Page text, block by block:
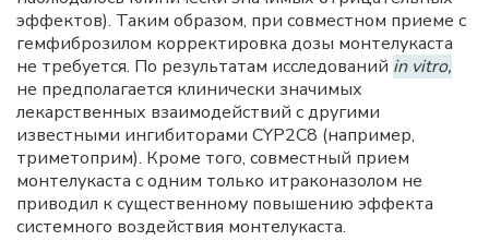
эффектов). Таким образом, при совместном приеме с
гемфиброзилом корректировка дозы монтелукаста
не требуется. По результатам исследований in vitro,
не предполагается клинически значимых
лекарственных взаимодействий с другими
известными ингибиторами CYP2С8 (например,
триметоприм). Кроме того, совместный прием
монтелукаста с одним только итраконазолом не
приводил к существенному повышению эффекта
системного воздействия монтелукаста.